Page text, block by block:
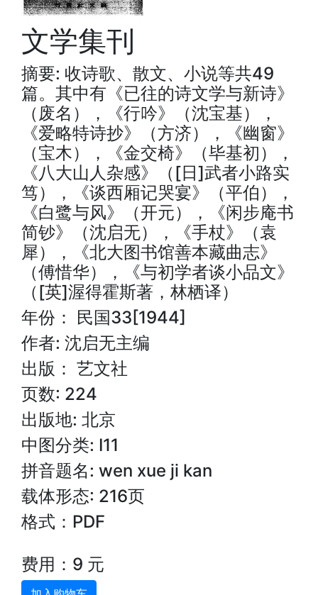
文学集刊
摘要: 收诗歌、散文、小说等共49
篇。其中有《已往的诗文学与新诗》
（废名），《行吟》（沈宝基），
《爱略特诗抄》（方济），《幽窗》
（宝木），《金交椅》（毕基初），
《八大山人杂感》（[日]武者小路实
笃），《谈西厢记哭宴》（平伯），
《白鹭与风》（开元），《闲步庵书
简钞》（沈启无），《手杖》（袁
犀），《北大图书馆善本藏曲志》
（傅惜华），《与初学者谈小品文》
（[英]渥得霍斯著，林栖译）
年份： 民国33[1944]
作者: 沈启无主编
出版： 艺文社
页数: 224
出版地: 北京
中图分类: I11
拼音题名: wen xue ji kan
载体形态: 216页
格式：PDF
费用：9 元